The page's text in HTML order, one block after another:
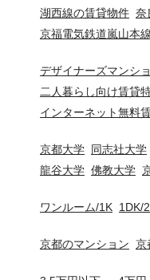
湖西線の賃貸物件 奈
京福電気鉄道嵐山本
デザイナーズマンシ
二人暮らし向け賃貸
インターネット無料
京都大学 同志社大学
龍谷大学 佛教大学
ワンルーム/1K 1DK/
京都のマンション 京